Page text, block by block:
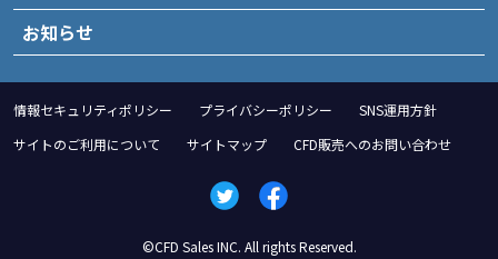
お知らせ
情報セキュリティポリシー プライバシーポリシー
SNS運用方針
サイトのご利用について
サイトマップ CFD販売へのお問い合わせ
©CFD Sales INC. All rights Reserved.